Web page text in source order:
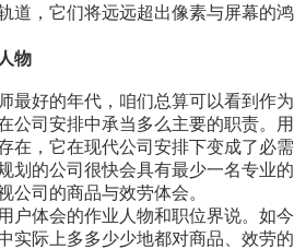
道，它们将远远超出像素与屏幕的鸿
物
最好的年代，咱们总算可以看到作为
公司安排中承当多么主要的职责。用
在，它在现代公司安排下变成了必需
划的公司很快会具有最少一名专业的
公司的商品与效劳体会。
户体会的作业人物和职位界说。如今
实际上多多少少地都对商品、效劳的